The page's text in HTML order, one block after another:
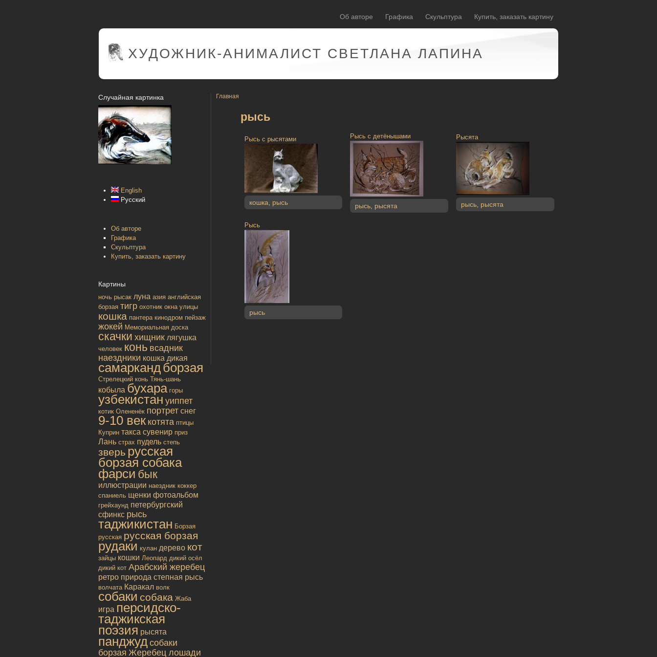
Об авторе Графика Скульптура Купить, заказать картину
ХУДОЖНИК-АНИМАЛИСТ СВЕТЛАНА ЛАПИНА
Случайная картинка
English
Русский
Об авторе
Графика
Скульптура
Купить, заказать картину
Картины
ночь рысак луна азия английская
борзая тигр охотник окна улицы
кошка пантера кинодром пейзаж
жокей Мемориальная доска
скачки хищник лягушка
человек конь всадник
наездники кошка дикая
самаркандборзая
Стрелецкий конь Тянь-шань
кобыла бухара горы
узбекистан уиппет
котик Олененёк портрет снег
9-10 век котята птицы
Куприн такса сувенир приз
Лань страх пудель степь
зверь русская
борзая собака
фарси бык
иллюстрации наездник коккер
спаниель щенки фотоальбом
грейхаунд петербургский
сфинкс рысь
таджикистан Борзая
русская русская борзая
рудаки кулан дерево кот
зайцы кошки Леопард дикий осёл
дикий кот Арабский жеребец
ретро природа степная рысь
волчата Каракал волк
собаки собака Жаба
игра персидско-
таджикская
поэзия рысята
панджуд собаки
борзая Жеребец лошади
Главная
рысь
Рысь с рысятами
кошка рысь
Рысь с детёнышами
рысь рысята
Рысята
рысь рысята
Рысь
рысь